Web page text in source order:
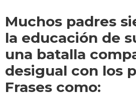
Muchos padres
la educación de
una batalla
desigual con los
Frases como: